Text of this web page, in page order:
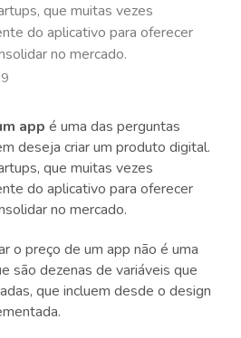
que muitas vezes
do aplicativo para oferecer
no mercado.
app é uma das perguntas
deseja criar um produto digital.
que muitas vezes
do aplicativo para oferecer
no mercado.
o preço de um app não é uma
são dezenas de variáveis que
que incluem desde o design